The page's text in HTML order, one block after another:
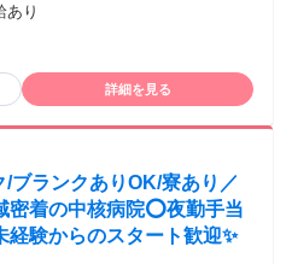
あり
詳細を見る
ブランクありOK/寮あり／
密着の中核病院⭕夜勤手当
経験からのスタート歓迎✨